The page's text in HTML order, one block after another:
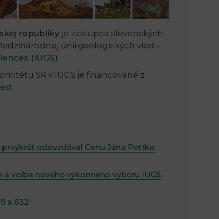
i
e
x
t
republiky je zástupca slovenských
únii geologických vied –
(IUGS)
SR v IUGS je financované z
.
odovzdával Cenu Jána Pettka
voľba nového výkonného výboru IUGS
a 632